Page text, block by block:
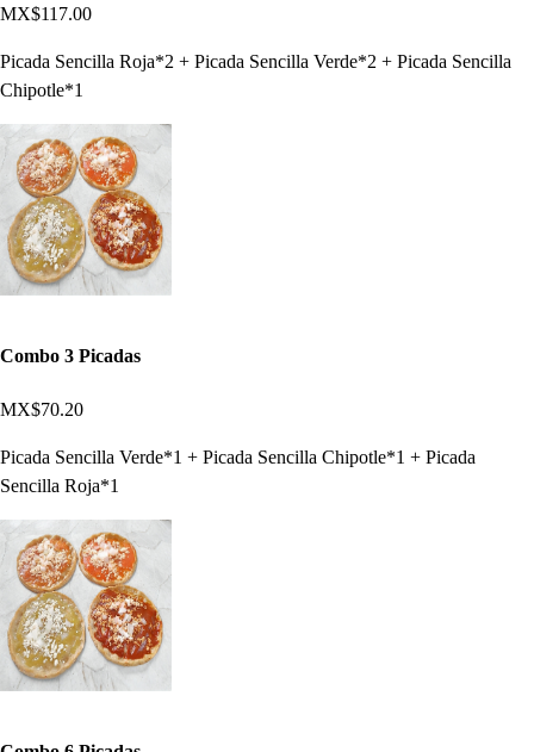
MX$117.00
Picada Sencilla Roja*2 + Picada Sencilla Verde*2 + Picada Sencilla
Chipotle*1
Combo 3 Picadas
MX$70.20
Picada Sencilla Verde*1 + Picada Sencilla Chipotle*1 + Picada
Sencilla Roja*1